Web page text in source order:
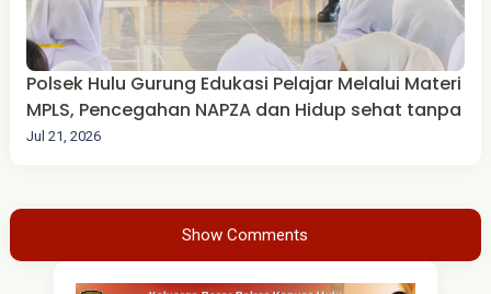
Polsek Hulu Gurung Edukasi Pelajar Melalui Materi
MPLS, Pencegahan NAPZA dan Hidup sehat tanpa
Jul 21, 2026
Show Comments